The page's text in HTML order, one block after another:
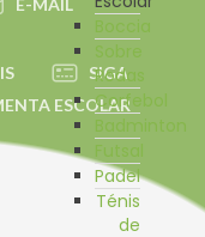
Boccia
Sobre
Rodas
Corfebol
Badminton
Futsal
Padel
Ténis
de
E-MAIL
SIGA
ESCOLAR